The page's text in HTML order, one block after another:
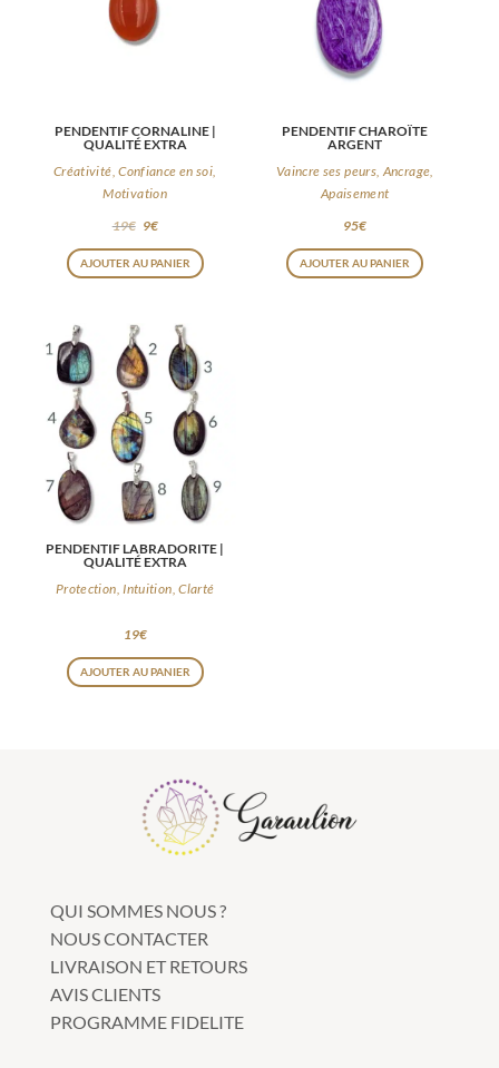
sur
la
produit
PENDENTIF CORNALINE |
QUALITÉ EXTRA
Créativité, Confiance en soi,
Motivation
19€ 9€
AJOUTER AU PANIER
PENDENTIF CHAROÏTE
ARGENT
Vaincre ses peurs, Ancrage,
Apaisement
95€
AJOUTER AU PANIER
PENDENTIF LABRADORITE |
QUALITÉ EXTRA
Protection, Intuition, Clarté
19€
AJOUTER AU PANIER
Ce
variations.
Les
options
être
choisies
sur
page
QUI SOMMES NOUS ?
NOUS CONTACTER
LIVRAISON ET RETOURS
AVIS CLIENTS
PROGRAMME FIDELITE